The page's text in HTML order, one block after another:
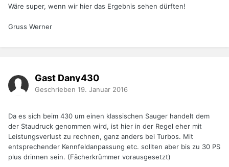
Wäre super, wenn wir hier das Ergebnis sehen dürften!
Gruss Werner
Gast Dany430
Geschrieben 19. Januar 2016
Da es sich beim 430 um einen klassischen Sauger handelt dem
der Staudruck genommen wird, ist hier in der Regel eher mit
Leistungsverlust zu rechnen, ganz anders bei Turbos. Mit
entsprechender Kennfeldanpassung etc. sollten aber bis zu 30 PS
plus drinnen sein. (Fächerkrümmer vorausgesetzt)